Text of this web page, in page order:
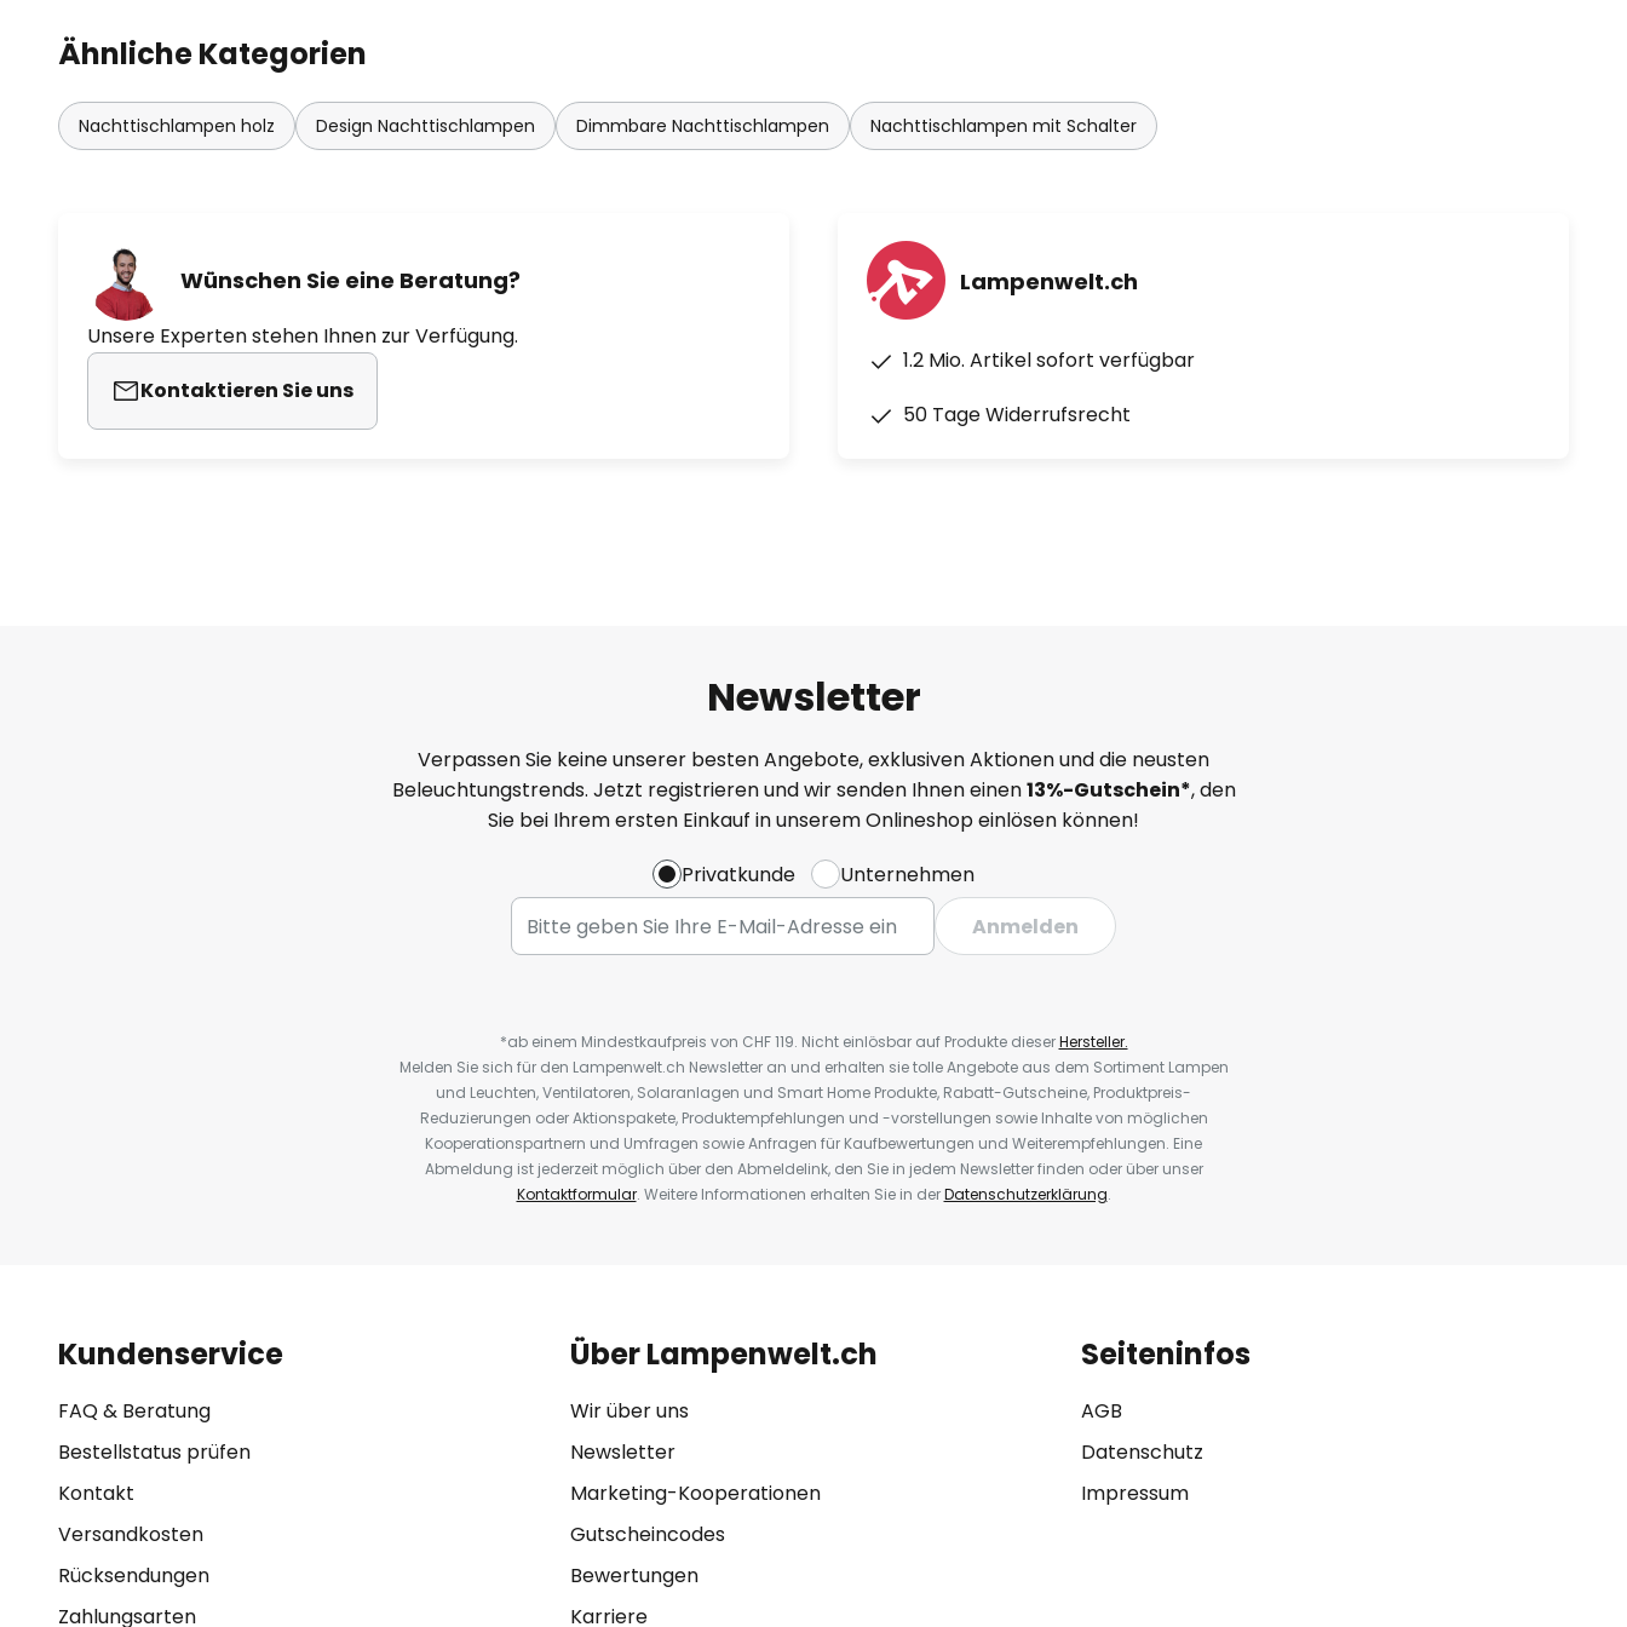
Ähnliche Kategorien
Nachttischlampen holz Design Nachttischlampen Dimmbare Nachttischlampen Nachttischlampen mit Schalter
Wünschen Sie eine Beratung?
Unsere Experten stehen Ihnen zur Verfügung.
Kontaktieren Sie uns
Lampenwelt.ch
1.2 Mio. Artikel sofort verfügbar
50 Tage Widerrufsrecht
Newsletter
Verpassen Sie keine unserer besten Angebote, exklusiven Aktionen und die neusten
Beleuchtungstrends. Jetzt registrieren und wir senden Ihnen einen13%-Gutschein*, den
Sie bei Ihrem ersten Einkauf in unserem Onlineshop einlösen können!
Privatkunde
Unternehmen
Anmelden
*ab einem Mindestkaufpreis von CHF 119. Nicht einlösbar auf Produkte dieserHersteller.
Melden Sie sich für den Lampenwelt.ch Newsletter an und erhalten sie tolle Angebote aus dem Sortiment Lampen
und Leuchten, Ventilatoren, Solaranlagen und Smart Home Produkte, Rabatt-Gutscheine, Produktpreis-
Reduzierungen oder Aktionspakete, Produktempfehlungen und -vorstellungen sowie Inhalte von möglichen
Kooperationspartnern und Umfragen sowie Anfragen für Kaufbewertungen und Weiterempfehlungen. Eine
Abmeldung ist jederzeit möglich über den Abmeldelink, den Sie in jedem Newsletter finden oder über unser
Kontaktformular. Weitere Informationen erhalten Sie in derDatenschutzerklärung.
Kundenservice
FAQ & Beratung
Bestellstatus prüfen
Kontakt
Versandkosten
Rücksendungen
Zahlungsarten
Über Lampenwelt.ch
Wir über uns
Newsletter
Marketing-Kooperationen
Gutscheincodes
Bewertungen
Karriere
Seiteninfos
AGB
Datenschutz
Impressum